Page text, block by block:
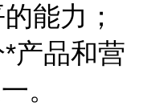
能力；
产品和营
。